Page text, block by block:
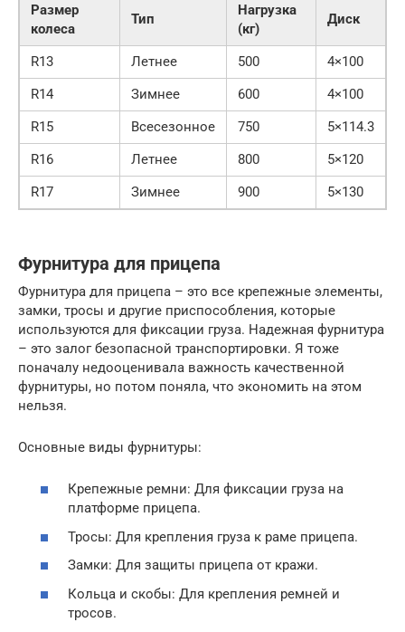
Размер
колеса
Тип
Нагрузка
(кг)
Диск
R13 Летнее 500
4×100
R14
Зимнее 600
4×100
R15
Всесезонное 750
5×114.3
R16
Летнее 800
5×120
R17
Зимнее 900 5×130
Фурнитура для прицепа
Фурнитура для прицепа – это все крепежные элементы,
замки, тросы и другие приспособления, которые
используются для фиксации груза. Надежная фурнитура
– это залог безопасной транспортировки. Я тоже
поначалу недооценивала важность качественной
фурнитуры, но потом поняла, что экономить на этом
нельзя.
Основные виды фурнитуры:
Крепежные ремни: Для фиксации груза на
платформе прицепа.
Тросы: Для крепления груза к раме прицепа.
Замки: Для защиты прицепа от кражи.
Кольца и скобы: Для крепления ремней и
тросов.